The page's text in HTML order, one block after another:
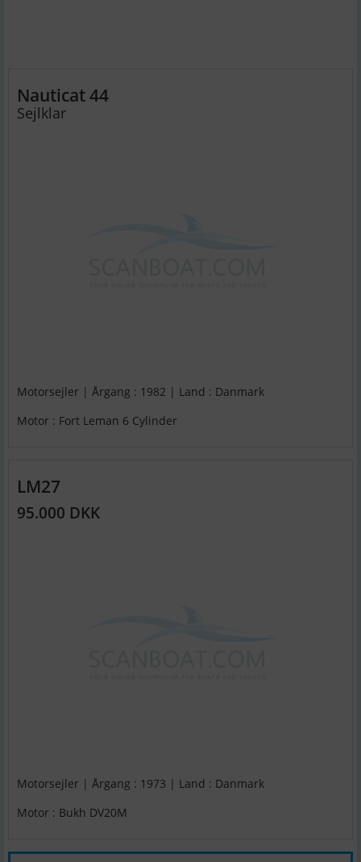
Nauticat 44
Sejlklar
Motorsejler | Årgang : 1982 | Land : Danmark
Motor : Fort Leman 6 Cylinder
LM27
95.000 DKK
Motorsejler | Årgang : 1973 | Land : Danmark
Motor : Bukh DV20M